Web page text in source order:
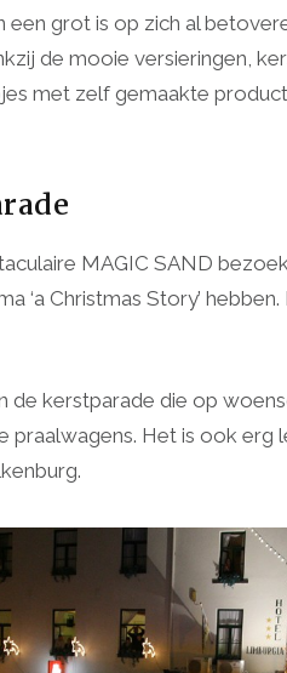
grot is op zich al
de mooie versieringen,
met zelf gemaakte
MAGIC SAND
‘a Christmas Story’
de kerstparade die op
Het is ook erg